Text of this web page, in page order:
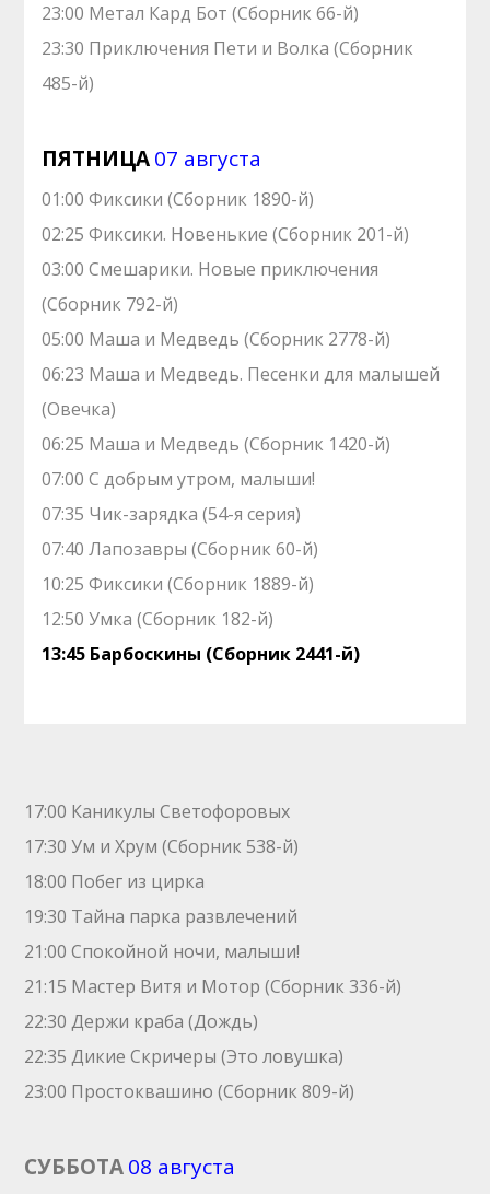
23:00 Метал Кард Бот (Сборник 66-й)
23:30 Приключения Пети и Волка (Сборник
485-й)
ПЯТНИЦА07 августа
01:00 Фиксики (Сборник 1890-й)
02:25 Фиксики. Новенькие (Сборник 201-й)
03:00 Смешарики. Новые приключения
(Сборник 792-й)
05:00 Маша и Медведь (Сборник 2778-й)
06:23 Маша и Медведь. Песенки для малышей
(Овечка)
06:25 Маша и Медведь (Сборник 1420-й)
07:00 С добрым утром, малыши!
07:35 Чик-зарядка (54-я серия)
07:40 Лапозавры (Сборник 60-й)
10:25 Фиксики (Сборник 1889-й)
12:50 Умка (Сборник 182-й)
13:45 Барбоскины (Сборник 2441-й)
17:00 Каникулы Светофоровых
17:30 Ум и Хрум (Сборник 538-й)
18:00 Побег из цирка
19:30 Тайна парка развлечений
21:00 Спокойной ночи, малыши!
21:15 Мастер Витя и Мотор (Сборник 336-й)
22:30 Держи краба (Дождь)
22:35 Дикие Скричеры (Это ловушка)
23:00 Простоквашино (Сборник 809-й)
СУББОТА08 августа